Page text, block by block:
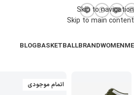
Skip to navigation
Skip to main content
WOMEN
BRAND
BASKETBALL
BLOG
اتمام موجودی